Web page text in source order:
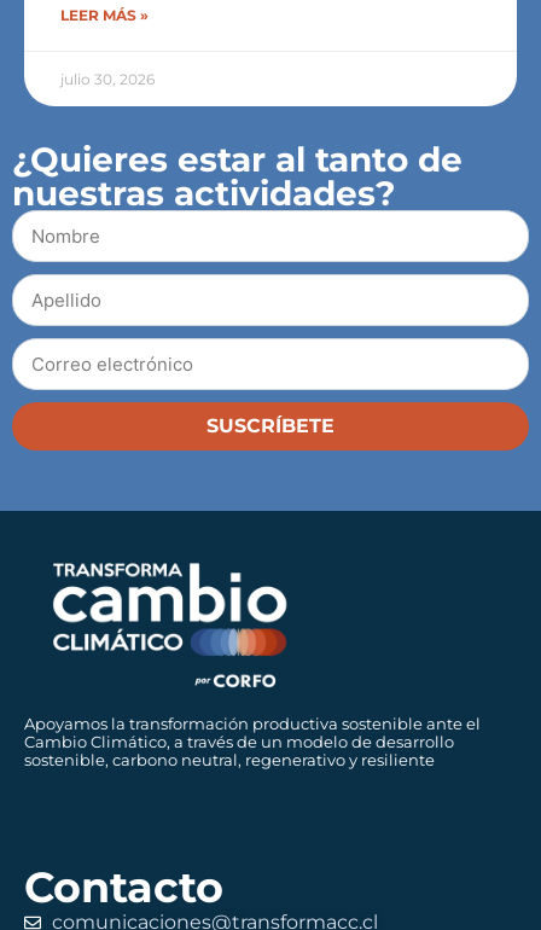
LEER MÁS »
julio 30, 2026
¿Quieres estar al tanto de
nuestras actividades?
SUSCRÍBETE
Apoyamos la transformación productiva sostenible ante el
Cambio Climático, a través de un modelo de desarrollo
sostenible, carbono neutral, regenerativo y resiliente
Contacto
comunicaciones@transformacc.cl